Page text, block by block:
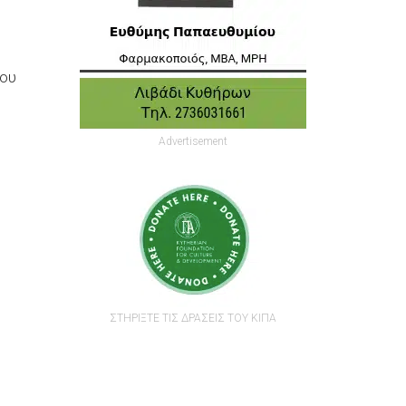
Advertisement
ΣΤΗΡΙΞΤΕ ΤΙΣ ΔΡΑΣΕΙΣ ΤΟΥ ΚΙΠΑ